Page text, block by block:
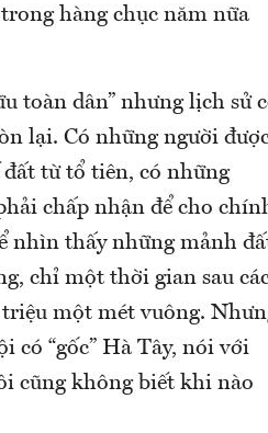
hàng chục năm nữa
toàn dân” nhưng lịch sử
lại. Có những người
đất từ tổ tiên, có những
chấp nhận để cho
nhìn thấy những mảnh
chỉ một thời gian sau
triệu một mét vuông.
có “gốc” Hà Tây, nói với
cũng không biết khi nào